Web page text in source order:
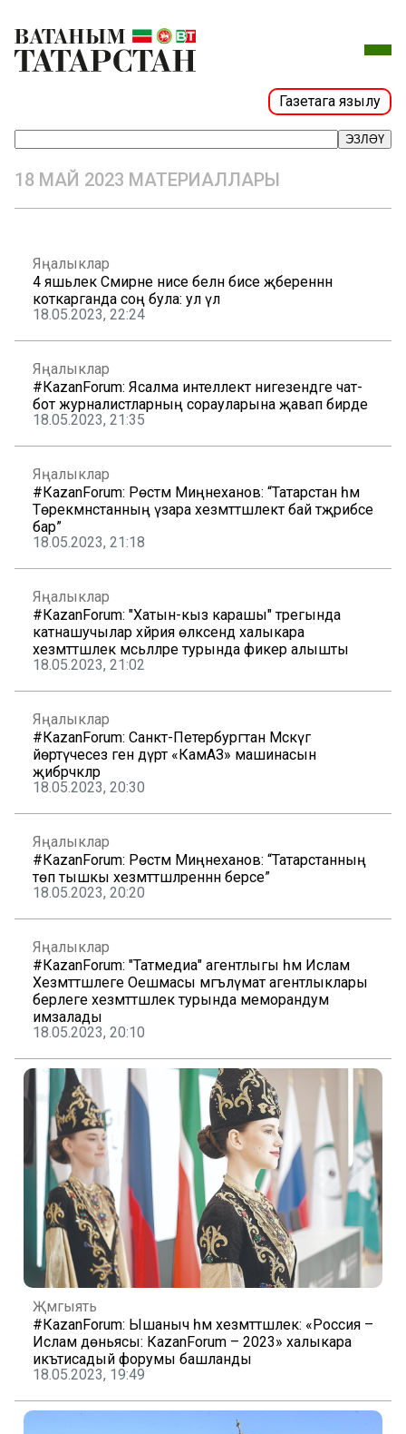
Газетага язылу
ЭЗЛӘҮ
18 МАЙ 2023 МАТЕРИАЛЛАРЫ
Яңалыклар
4 яшьлек Сәмирәне әнисе белән әбисе җәбереннән
коткарганда соң була: ул үлә
18.05.2023, 22:24
Яңалыклар
#КаzanForum: Ясалма интеллект нигезендәге чат-
бот журналистларның сорауларына җавап бирде
18.05.2023, 21:35
Яңалыклар
#КаzanForum: Рөстәм Миңнеханов: “Татарстан һәм
Төрекмәнстанның үзара хезмәттәшлектә бай тәҗрибәсе
бар”
18.05.2023, 21:18
Яңалыклар
#КаzanForum: "Хатын-кыз карашы" трегында
катнашучылар хәйрия өлкәсендә халыкара
хезмәттәшлек мәсьәләләре турында фикер алышты
18.05.2023, 21:02
Яңалыклар
#КаzanForum: Санкт-Петербургтан Мәскәүгә
йөртүчесез генә дүрт «КамАЗ» машинасын
җибәрәчәкләр
18.05.2023, 20:30
Яңалыклар
#КаzanForum: Рөстәм Миңнеханов: “Татарстанның
төп тышкы хезмәттәшләреннән берсе”
18.05.2023, 20:20
Яңалыклар
#КаzanForum: "Татмедиа" агентлыгы һәм Ислам
Хезмәттәшлеге Оешмасы мәгълүмат агентлыклары
берлеге хезмәттәшлек турында меморандум
имзалады
18.05.2023, 20:10
Җәмгыять
#КаzanForum: Ышаныч һәм хезмәттәшлек: «Россия –
Ислам дөньясы: КаzanForum – 2023» халыкара
икътисадый форумы башланды
18.05.2023, 19:49